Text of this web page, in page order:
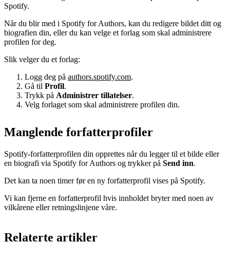
Spotify.
Når du blir med i Spotify for Authors, kan du redigere bildet ditt og
biografien din, eller du kan velge et forlag som skal administrere
profilen for deg.
Slik velger du et forlag:
Logg deg på authors.spotify.com.
Gå til Profil.
Trykk på Administrer tillatelser.
Velg forlaget som skal administrere profilen din.
Manglende forfatterprofiler
Spotify-forfatterprofilen din opprettes når du legger til et bilde eller
en biografi via Spotify for Authors og trykker på Send inn.
Det kan ta noen timer før en ny forfatterprofil vises på Spotify.
Vi kan fjerne en forfatterprofil hvis innholdet bryter med noen av
vilkårene eller retningslinjene våre.
Relaterte artikler